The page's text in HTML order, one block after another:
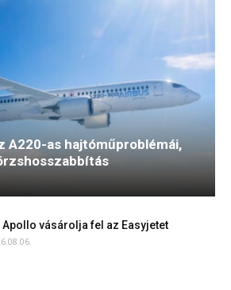
A220-as hajtóműproblémái,
Apollo vásárolja fel az Easyjetet